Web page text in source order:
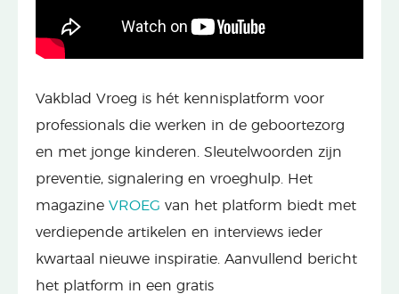
Vakblad Vroeg is hét kennisplatform voor
professionals die werken in de geboortezorg
en met jonge kinderen. Sleutelwoorden zijn
preventie, signalering en vroeghulp. Het
magazine VROEG van het platform biedt met
verdiepende artikelen en interviews ieder
kwartaal nieuwe inspiratie. Aanvullend bericht
het platform in een gratis